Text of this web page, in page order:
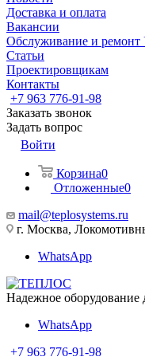
Доставка и оплата
Вакансии
Обслуживание и
Статьи
Проектировщикам
Контакты
+7 963 776-91-98
Заказать звонок
Задать вопрос
Войти
Корзина0
Отложенные0
mail@teplosystems.ru
г. Москва,
WhatsApp
Надежное оборудование
WhatsApp
+7 963 776-91-98